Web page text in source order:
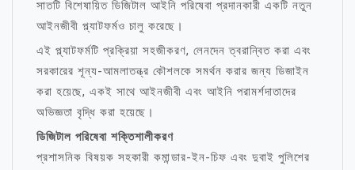
সাতটি বিশেষায়িত ডিজিটাল আইনি পরিষেবা প্রদানকারী একটি নতুন
আইনজীবী প্ল্যাটফর্মও চালু করেছে।
এই প্ল্যাটফর্মটি প্রক্রিয়া সহজীকরণ, লেনদেন ত্বরান্বিত করা এবং
সরকারের শূন্য-আমলাতন্ত্র কৌশলকে সমর্থন করার জন্য ডিজাইন
করা হয়েছে, একই সাথে আইনজীবী এবং আইনি পরামর্শদাতাদের
অভিজ্ঞতা বৃদ্ধি করা হয়েছে।
ডিজিটাল পরিষেবা শক্তিশালীকরণ
প্রশাসনিক বিষয়ক সহকারী কমান্ডার-ইন-চিফ এবং দুবাই পুলিশের